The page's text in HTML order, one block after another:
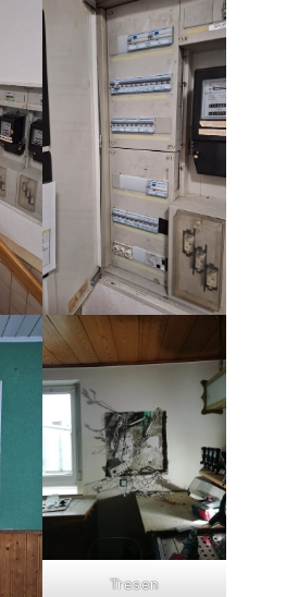
Tresen